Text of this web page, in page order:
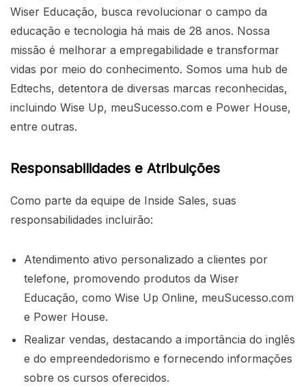
Wiser Educação, busca revolucionar o campo da
educação e tecnologia há mais de 28 anos. Nossa
missão é melhorar a empregabilidade e transformar
vidas por meio do conhecimento. Somos uma hub de
Edtechs, detentora de diversas marcas reconhecidas,
incluindo Wise Up, meuSucesso.com e Power House,
entre outras.
Responsabilidades e Atribuições
Como parte da equipe de Inside Sales, suas
responsabilidades incluirão:
Atendimento ativo personalizado a clientes por
telefone, promovendo produtos da Wiser
Educação, como Wise Up Online, meuSucesso.com
e Power House.
Realizar vendas, destacando a importância do inglês
e do empreendedorismo e fornecendo informações
sobre os cursos oferecidos.